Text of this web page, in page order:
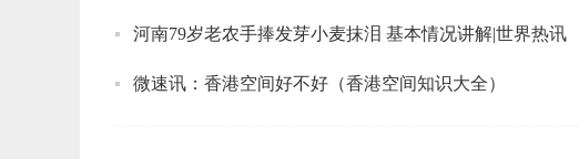
河南79岁老农手捧发芽小麦抹泪 基本情况讲解|世界热讯
微速讯：香港空间好不好（香港空间知识大全）